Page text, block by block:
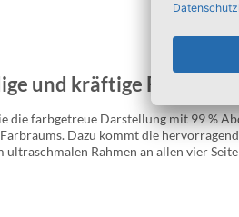
und kräftige Farben
die farbgetreue Darstellung mit 99 %
Dazu kommt die
ultraschmalen Rahmen an allen vier